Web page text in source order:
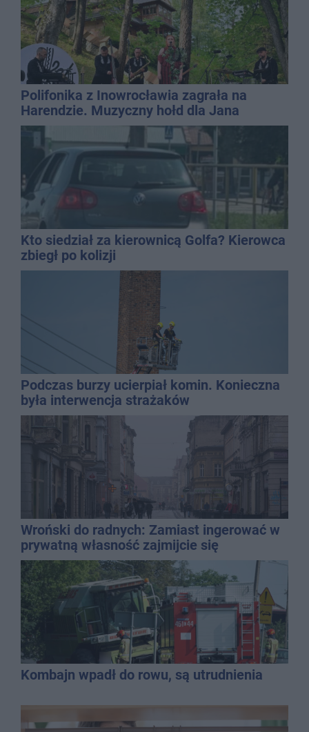
Polifonika z Inowrocławia zagrała na
Harendzie. Muzyczny hołd dla Jana
Kasprowicza
Kto siedział za kierownicą Golfa? Kierowca
zbiegł po kolizji
Podczas burzy ucierpiał komin. Konieczna
była interwencja strażaków
Wroński do radnych: Zamiast ingerować w
prywatną własność zajmijcie się
gospodarką
Kombajn wpadł do rowu, są utrudnienia